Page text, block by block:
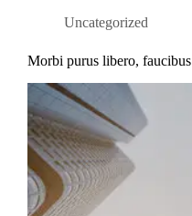
Uncategorized
Morbi purus libero, faucibus